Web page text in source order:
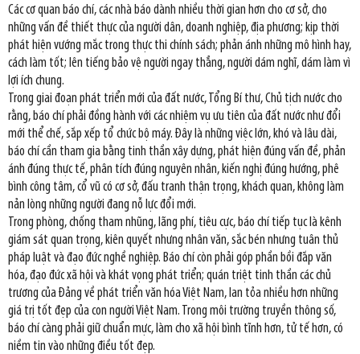
Các cơ quan báo chí, các nhà báo dành nhiều thời gian hơn cho cơ sở, cho
những vấn đề thiết thực của người dân, doanh nghiệp, địa phương; kịp thời
phát hiện vướng mắc trong thực thi chính sách; phản ánh những mô hình hay,
cách làm tốt; lên tiếng bảo vệ người ngay thẳng, người dám nghĩ, dám làm vì
lợi ích chung.
Trong giai đoạn phát triển mới của đất nước, Tổng Bí thư, Chủ tịch nước cho
rằng, báo chí phải đồng hành với các nhiệm vụ ưu tiên của đất nước như đổi
mới thể chế, sắp xếp tổ chức bộ máy. Đây là những việc lớn, khó và lâu dài,
báo chí cần tham gia bằng tinh thần xây dựng, phát hiện đúng vấn đề, phản
ánh đúng thực tế, phân tích đúng nguyên nhân, kiến nghị đúng hướng, phê
bình công tâm, cổ vũ có cơ sở, đấu tranh thận trọng, khách quan, không làm
nản lòng những người đang nỗ lực đổi mới.
Trong phòng, chống tham nhũng, lãng phí, tiêu cực, báo chí tiếp tục là kênh
giám sát quan trọng, kiên quyết nhưng nhân văn, sắc bén nhưng tuân thủ
pháp luật và đạo đức nghề nghiệp. Báo chí còn phải góp phần bồi đắp văn
hóa, đạo đức xã hội và khát vọng phát triển; quán triệt tinh thần các chủ
trương của Đảng về phát triển văn hóa Việt Nam, lan tỏa nhiều hơn những
giá trị tốt đẹp của con người Việt Nam. Trong môi trường truyền thông số,
báo chí càng phải giữ chuẩn mực, làm cho xã hội bình tĩnh hơn, tử tế hơn, có
niềm tin vào những điều tốt đẹp.